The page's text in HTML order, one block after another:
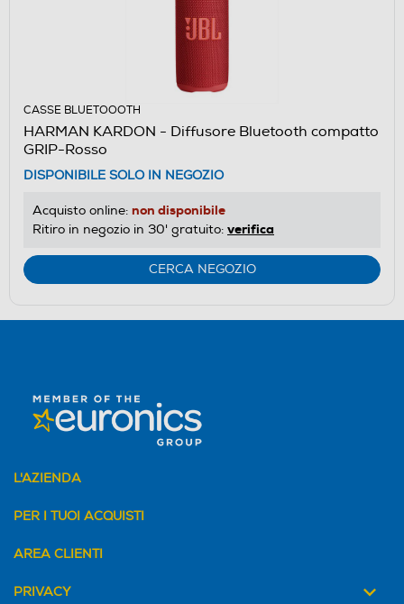
CASSE BLUETOOOTH
HARMAN KARDON - Diffusore Bluetooth compatto
GRIP-Rosso
DISPONIBILE SOLO IN NEGOZIO
Acquisto online: non disponibile
Ritiro in negozio in 30' gratuito: verifica
CERCA NEGOZIO
L'AZIENDA
PER I TUOI ACQUISTI
AREA CLIENTI
PRIVACY